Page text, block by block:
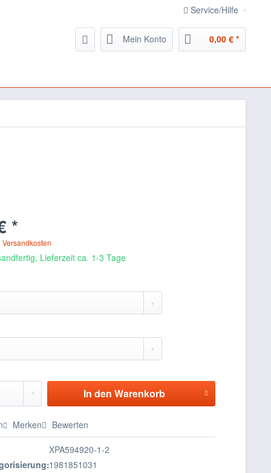
Service/Hilfe
Mein Konto 0,00 € *
*
Versandkosten
Lieferzeit ca. 1-3 Tage
In den Warenkorb
Merken Bewerten
XPA594920-1-2
1981851031